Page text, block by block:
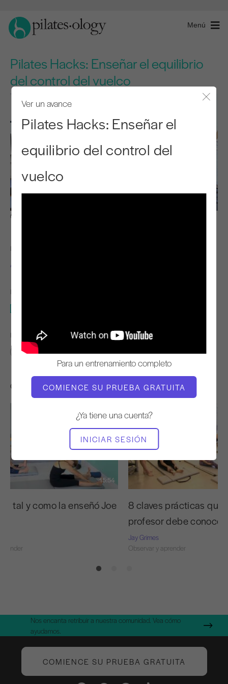
Menú
Pilates Hacks: Enseñar el equilibrio
del control del vuelco
Ver un avance
Pilates Hacks: Enseñar el
equilibrio del control del
vuelco
Para un entrenamiento completo
COMIENCE SU PRUEBA GRATUITA
¿Ya tiene una cuenta?
INICIAR SESIÓN
Observar y aprender
PROFESOR
Alycea Ungaro
EQUIPO NECESARIO
ENCONTRAR CLASES SIMILARES PARA
0 - 10 min
Mat
Otros entrenamientos que te pueden gustar
15:54
C tal y como la enseñó Joe
8 claves prácticas que
profesor debe conocer
Jay Grimes
Observar y aprender
Nos encanta retribuir a nuestra comunidad. Vea cómo
ayudamos.
COMIENCE SU PRUEBA GRATUITA